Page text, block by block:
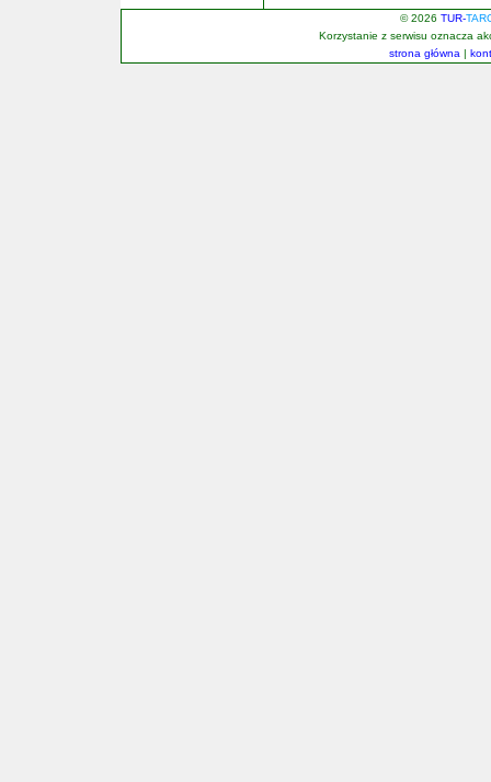
© 2026 TUR-
Korzystanie z serwisu oznacza
strona główna |